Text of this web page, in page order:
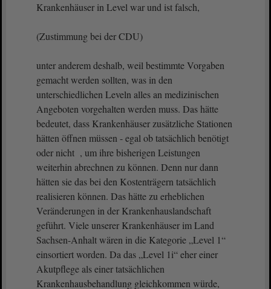
Krankenhäuser in Level war und ist falsch,
(Zustimmung bei der CDU)
unter anderem deshalb, weil bestimmte Vorgaben
gemacht werden sollten, was in den
unterschiedlichen Leveln alles an medizinischen
Angeboten vorgehalten werden muss. Das hätte
bedeutet, dass Krankenhäuser zusätzliche Stationen
hätten öffnen müssen - egal ob tatsächlich benötigt
oder nicht , um ihre bisherigen Leistungen
weiterhin abrechnen zu können. Denn nur dann
hätten sie das bei den Kostenträgern tatsächlich
realisieren können. Das hätte zu erheblichen
Veränderungen in der Krankenhauslandschaft
geführt. Viele unserer Krankenhäuser im Land
Sachsen-Anhalt wären in die Kategorie „Level 1“
einsortiert worden. Da das „Level 1i“ eher einer
Akutpflege als einer tatsächlichen
Krankenhausbehandlung gleichkommen würde,